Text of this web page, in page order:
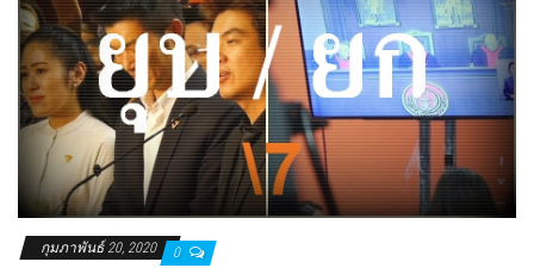
กุมภาพันธ์ 20, 2020 0